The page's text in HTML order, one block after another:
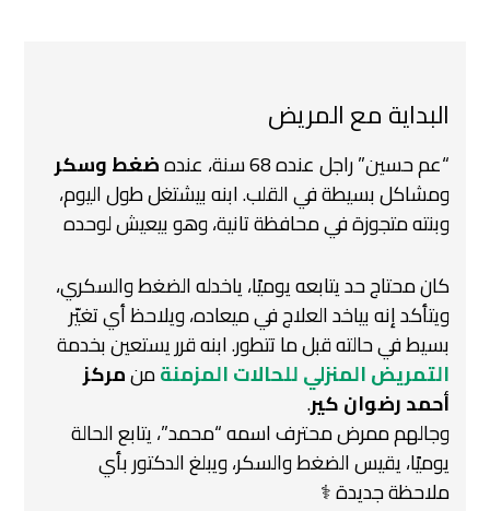
البداية مع المريض
“عم حسين” راجل عنده 68 سنة، عنده
ضغط وسكر
ومشاكل بسيطة في القلب.ابنه بيشتغل طول اليوم،
وبنته متجوزة في محافظة تانية،وهو بيعيش لوحده
كان محتاج حد يتابعه يوميًا،ياخدله الضغط والسكري،
ويتأكد إنه بياخد العلاج في ميعاده،ويلاحظ أي تغيّر
بسيط في حالته قبل ما تتطور.ابنه قرر يستعين بخدمة
التمريض المنزلي للحالات المزمنةمنمركز
أحمد رضوان كير.
وجالهم ممرض محترف اسمه “محمد”،يتابع الحالة
يوميًا، يقيس الضغط والسكر،ويبلغ الدكتور بأي
ملاحظة جديدة ‍⚕️